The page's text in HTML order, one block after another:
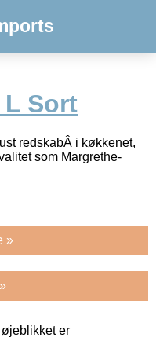
Sort
redskabÂ i køkkenet,
som Margrethe-
»
er